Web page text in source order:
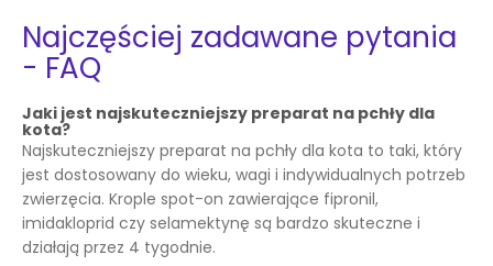
Najczęściej zadawane pytania
- FAQ
Jaki jest najskuteczniejszy preparat na pchły dla
kota?
Najskuteczniejszy preparat na pchły dla kota to taki, który
jest dostosowany do wieku, wagi i indywidualnych potrzeb
zwierzęcia. Krople spot-on zawierające fipronil,
imidakloprid czy selamektynę są bardzo skuteczne i
działają przez 4 tygodnie.